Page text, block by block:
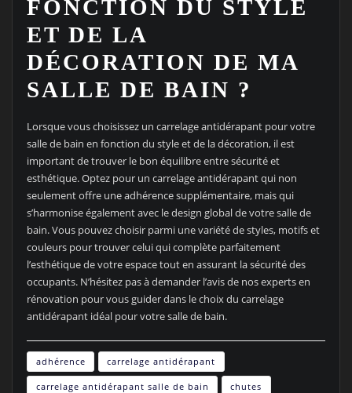
FONCTION DU STYLE
ET DE LA
DÉCORATION DE MA
SALLE DE BAIN ?
Lorsque vous choisissez un carrelage antidérapant pour votre
salle de bain en fonction du style et de la décoration, il est
important de trouver le bon équilibre entre sécurité et
esthétique. Optez pour un carrelage antidérapant qui non
seulement offre une adhérence supplémentaire, mais qui
s’harmonise également avec le design global de votre salle de
bain. Vous pouvez choisir parmi une variété de styles, motifs et
couleurs pour trouver celui qui complète parfaitement
l’esthétique de votre espace tout en assurant la sécurité des
occupants. N’hésitez pas à demander l’avis de nos experts en
rénovation pour vous guider dans le choix du carrelage
antidérapant idéal pour votre salle de bain.
adhérence carrelage antidérapant
carrelage antidérapant salle de bain chutes